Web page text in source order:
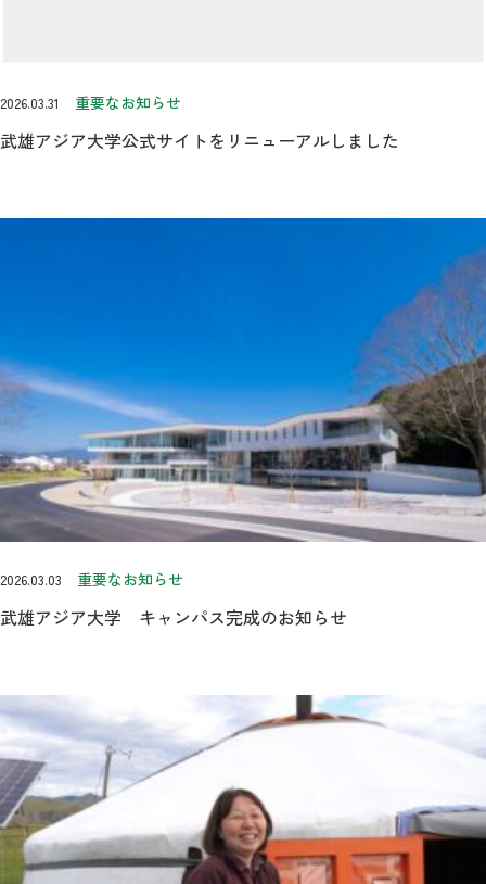
2026.03.31 重要なお知らせ
武雄アジア大学公式サイトをリニューアルしました
2026.03.03 重要なお知らせ
武雄アジア大学 キャンパス完成のお知らせ